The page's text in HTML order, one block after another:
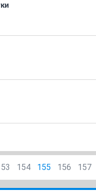
154 155 156 157